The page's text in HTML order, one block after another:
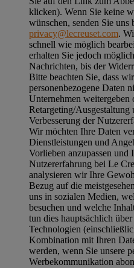
klicken). Wenn Sie keine
wünschen, senden Sie uns
privacy@lecreuset.com.
schnell wie möglich
erhalten Sie jedoch
Nachrichten, bis der
Bitte beachten Sie, dass
personenbezogene Daten
Unternehmen weitergeben
Retargeting/Ausgestaltung
Verbesserung der
Wir möchten Ihre Daten
Dienstleistungen und
Vorlieben anzupassen und
Nutzererfahrung bei Le
analysieren wir Ihre
Bezug auf die
uns in sozialen Medien,
besuchen und welche
tun dies hauptsächlich
Technologien
Kombination mit Ihren
werden, wenn Sie unsere
Werbekommunikation